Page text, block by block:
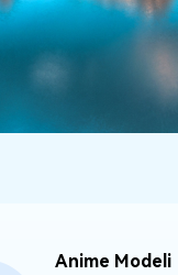
Anime Modeli